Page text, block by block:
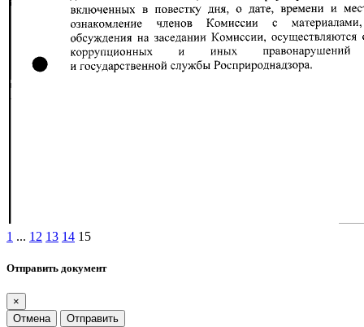
1 ... 12 13 14 15
Отправить документ
×
Отмена
Отправить